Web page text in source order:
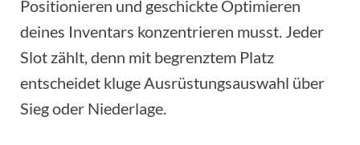
Positionieren und geschickte Optimieren
deines Inventars konzentrieren musst. Jeder
Slot zählt, denn mit begrenztem Platz
entscheidet kluge Ausrüstungsauswahl über
Sieg oder Niederlage.